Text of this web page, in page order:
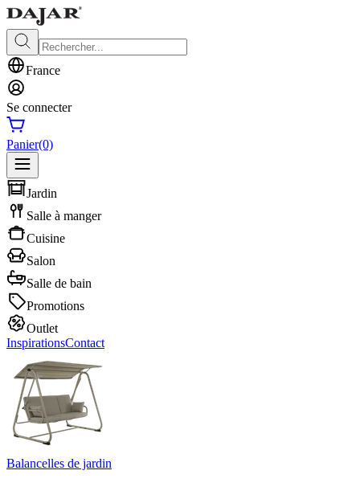
France
Se connecter
Panier(0)
Jardin
Salle à manger
Cuisine
Salon
Salle de bain
Promotions
Outlet
InspirationsContact
Balancelles de jardin